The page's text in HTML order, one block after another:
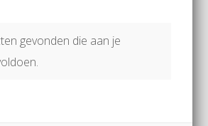
gevonden die aan je